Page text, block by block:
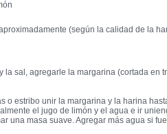
(según la calidad de la
la sal, agregarle la margarina (cortada en
o estribo unir la margarina y la harina
el jugo de limón y el agua e ir
una masa suave. Agregar más agua si